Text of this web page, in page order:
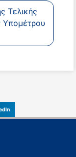
Τελικής
Υπομέτρου